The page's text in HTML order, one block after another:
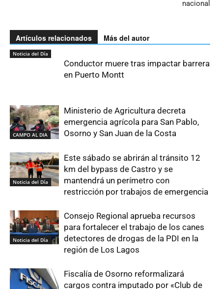
nacional
Artículos relacionados Más del autor
Noticia del Día
Conductor muere tras impactar barrera
en Puerto Montt
CAMPO AL DIA
Ministerio de Agricultura decreta
emergencia agrícola para San Pablo,
Osorno y San Juan de la Costa
Noticia del Día
Este sábado se abrirán al tránsito 12
km del bypass de Castro y se
mantendrá un perímetro con
restricción por trabajos de emergencia
Noticia del Día
Consejo Regional aprueba recursos
para fortalecer el trabajo de los canes
detectores de drogas de la PDI en la
región de Los Lagos
Fiscalía de Osorno reformalizará
cargos contra imputado por «Club de